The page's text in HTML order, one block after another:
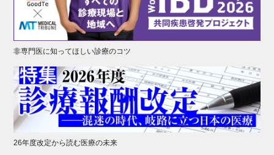
非専門医に知ってほしい診療のコツ
26年度改定から読む医療の未来